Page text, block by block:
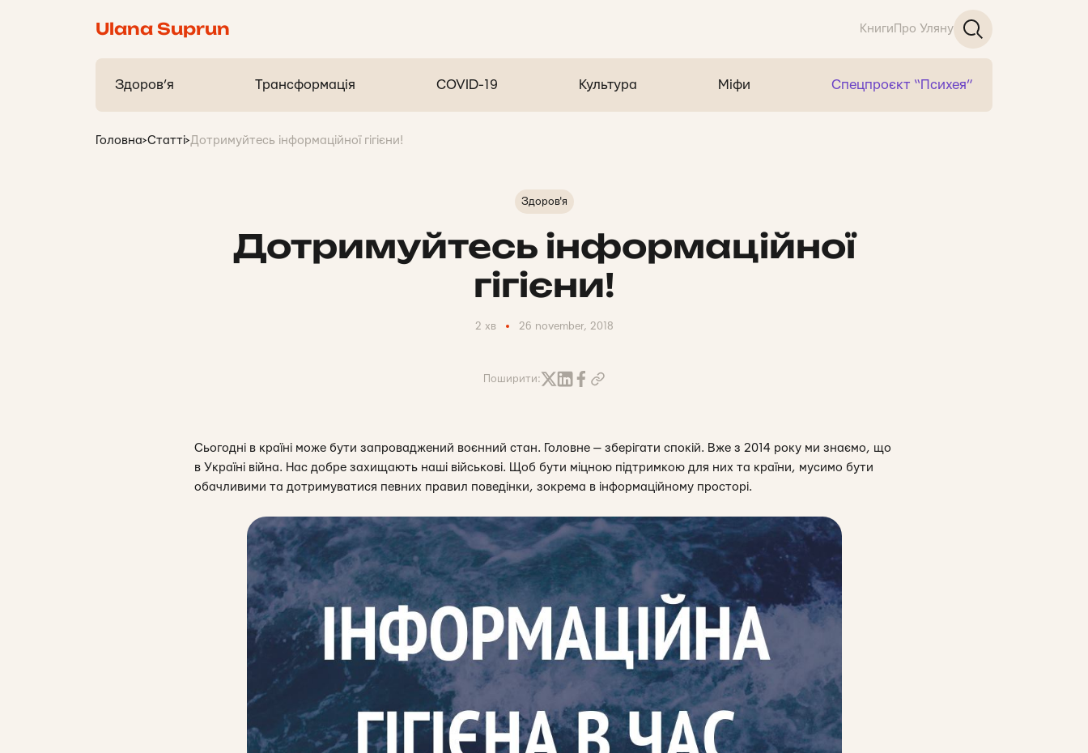
Ulana Suprun Книги Про Уляну
Здоров’я Трансформація COVID-19 Культура Міфи Спецпроєкт “Психея”
Головна>Статті>Дотримуйтесь інформаційної гігієни!
Здоров'я
Дотримуйтесь інформаційної
гігієни!
2 хв 26 november, 2018
Поширити:
Сьогодні в країні може бути запроваджений воєнний стан. Головне — зберігати спокій. Вже з 2014 року ми знаємо, що
в Україні війна. Нас добре захищають наші військові. Щоб бути міцною підтримкою для них та країни, мусимо бути
обачливими та дотримуватися певних правил поведінки, зокрема в інформаційному просторі.